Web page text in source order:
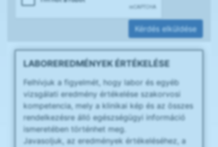
Kérdés elküldése
LABOREREDMÉNYEK ÉRTÉKELÉSE
Felhívjuk a figyelmét, hogy labor és egyéb
vizsgálati eredmény értékelése szakorvosi
kompetencia, mely a klinikai kép és az összes
rendelkezésre álló egészségügyi információ
ismeretében történhet meg.
Javasoljuk, az eredmények értékeléséhez, a